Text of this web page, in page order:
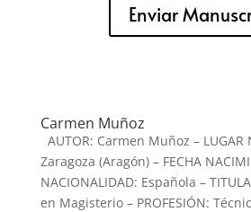
Enviar
Carmen Muñoz
AUTOR: Carmen Muñoz – LUGAR
Zaragoza (Aragón) – FECHA
NACIONALIDAD: Española –
en Magisterio – PROFESIÓN: